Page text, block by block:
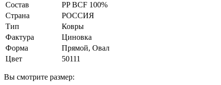
Состав
PP BCF 100%
Страна
РОССИЯ
Тип
Ковры
Фактура
Циновка
Форма
Прямой, Овал
Цвет
50111
Вы смотрите размер: